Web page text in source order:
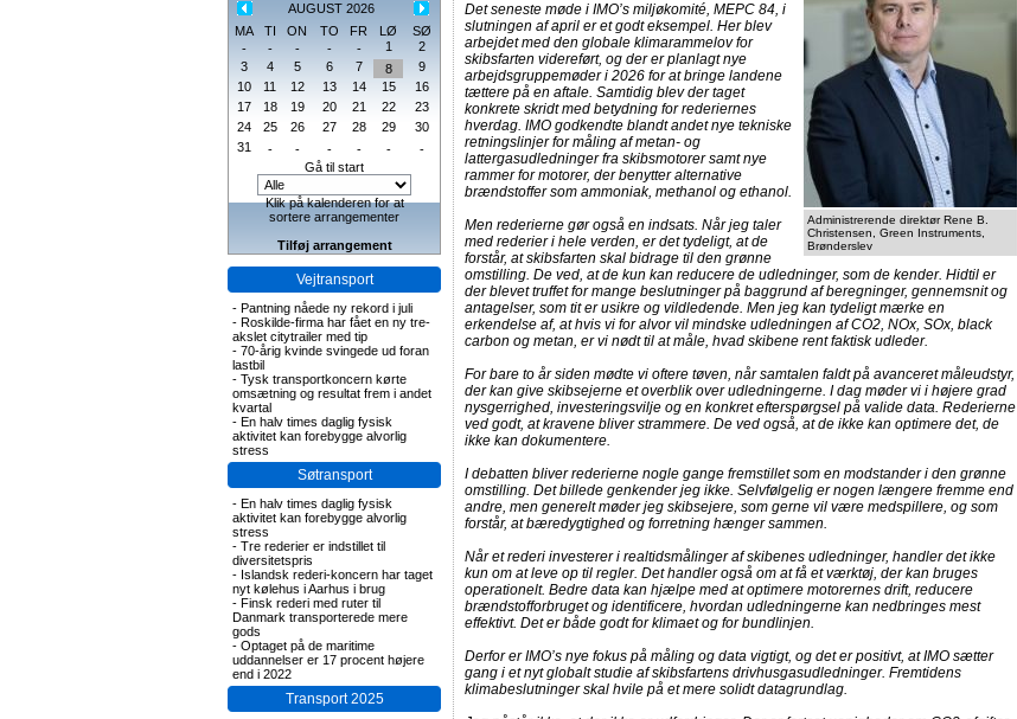
AUGUST 2026
MA
TI ON TO FR LØ
SØ
-
- - - - 1
2
3
4 5 6 7 8
9
10
11 12 13 14 15
16
17
18 19 20 21 22
23
24
25 26 27 28 29
30
31
- - - - -
-
Gå til start
Klik på kalenderen for at
sortere arrangementer
Tilføj arrangement
Vejtransport
- Pantning nåede ny rekord i juli
- Roskilde-firma har fået en ny tre-
akslet citytrailer med tip
- 70-årig kvinde svingede ud foran
lastbil
- Tysk transportkoncern kørte
omsætning og resultat frem i andet
kvartal
- En halv times daglig fysisk
aktivitet kan forebygge alvorlig
stress
Søtransport
- En halv times daglig fysisk
aktivitet kan forebygge alvorlig
stress
- Tre rederier er indstillet til
diversitetspris
- Islandsk rederi-koncern har taget
nyt kølehus i Aarhus i brug
- Finsk rederi med ruter til
Danmark transporterede mere
gods
- Optaget på de maritime
uddannelser er 17 procent højere
end i 2022
Transport 2025
Administrerende direktør Rene B.
Christensen, Green Instruments,
Brønderslev
Det seneste møde i IMO’s miljøkomité, MEPC 84, i
slutningen af april er et godt eksempel. Her blev
arbejdet med den globale klimarammelov for
skibsfarten videreført, og der er planlagt nye
arbejdsgruppemøder i 2026 for at bringe landene
tættere på en aftale. Samtidig blev der taget
konkrete skridt med betydning for rederiernes
hverdag. IMO godkendte blandt andet nye tekniske
retningslinjer for måling af metan- og
lattergasudledninger fra skibsmotorer samt nye
rammer for motorer, der benytter alternative
brændstoffer som ammoniak, methanol og ethanol.
Men rederierne gør også en indsats. Når jeg taler
med rederier i hele verden, er det tydeligt, at de
forstår, at skibsfarten skal bidrage til den grønne
omstilling. De ved, at de kun kan reducere de udledninger, som de kender. Hidtil er
der blevet truffet for mange beslutninger på baggrund af beregninger, gennemsnit og
antagelser, som tit er usikre og vildledende. Men jeg kan tydeligt mærke en
erkendelse af, at hvis vi for alvor vil mindske udledningen af CO2, NOx, SOx, black
carbon og metan, er vi nødt til at måle, hvad skibene rent faktisk udleder.
For bare to år siden mødte vi oftere tøven, når samtalen faldt på avanceret måleudstyr,
der kan give skibsejerne et overblik over udledningerne. I dag møder vi i højere grad
nysgerrighed, investeringsvilje og en konkret efterspørgsel på valide data. Rederierne
ved godt, at kravene bliver strammere. De ved også, at de ikke kan optimere det, de
ikke kan dokumentere.
I debatten bliver rederierne nogle gange fremstillet som en modstander i den grønne
omstilling. Det billede genkender jeg ikke. Selvfølgelig er nogen længere fremme end
andre, men generelt møder jeg skibsejere, som gerne vil være medspillere, og som
forstår, at bæredygtighed og forretning hænger sammen.
Når et rederi investerer i realtidsmålinger af skibenes udledninger, handler det ikke
kun om at leve op til regler. Det handler også om at få et værktøj, der kan bruges
operationelt. Bedre data kan hjælpe med at optimere motorernes drift, reducere
brændstofforbruget og identificere, hvordan udledningerne kan nedbringes mest
effektivt. Det er både godt for klimaet og for bundlinjen.
Derfor er IMO’s nye fokus på måling og data vigtigt, og det er positivt, at IMO sætter
gang i et nyt globalt studie af skibsfartens drivhusgasudledninger. Fremtidens
klimabeslutninger skal hvile på et mere solidt datagrundlag.